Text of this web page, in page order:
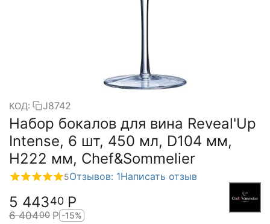
КОД: J8742
Набор бокалов для вина Reveal'Up
Intense, 6 шт, 450 мл, D104 мм,
H222 мм, Chef&Sommelier
5Отзывов: 1Написать отзыв
5 44340 Р
6 40400 Р -15%